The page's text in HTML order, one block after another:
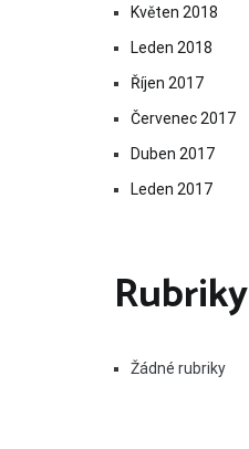
Květen 2018
Leden 2018
Říjen 2017
Červenec 2017
Duben 2017
Leden 2017
Rubriky
Žádné rubriky